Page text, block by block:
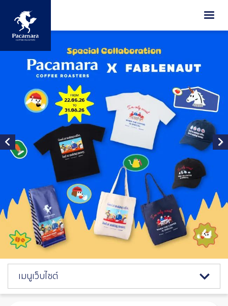
ข้ามไปยังเนื้อหาหลัก
Image
Image
Image
Image
Catalog Menu
เมนูเว็บไซต์